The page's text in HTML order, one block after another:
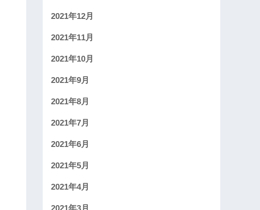
2021年12月
2021年11月
2021年10月
2021年9月
2021年8月
2021年7月
2021年6月
2021年5月
2021年4月